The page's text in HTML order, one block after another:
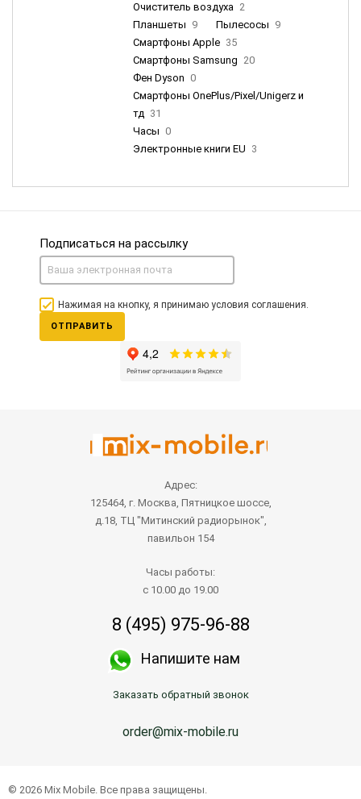
Очиститель воздуха 2
Планшеты 9 Пылесосы 9
Смартфоны Apple 35
Смартфоны Samsung 20
Фен Dyson 0
Смартфоны OnePlus/Pixel/Unigerz и
тд 31
Часы 0
Электронные книги EU 3
Подписаться на рассылку
Нажимая на кнопку, я принимаю условия соглашения.
ОТПРАВИТЬ
Адрес:
125464, г. Москва, Пятницкое шоссе,
д.18, ТЦ "Митинский радиорынок",
павильон 154
Часы работы:
с 10.00 до 19.00
8 (495) 975-96-88
Напишите нам
Заказать обратный звонок
order@mix-mobile.ru
© 2026 Mix Mobile. Все права защищены.